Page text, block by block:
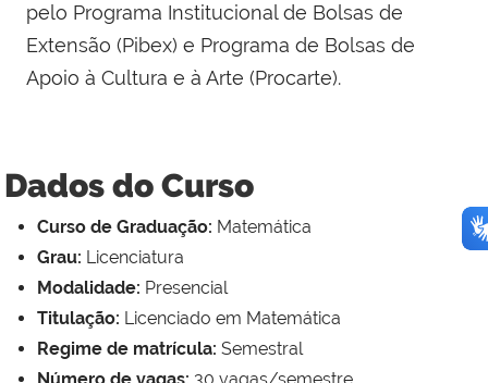
pelo Programa Institucional de Bolsas de
Extensão (Pibex) e Programa de Bolsas de
Apoio à Cultura e à Arte (Procarte).
Dados do Curso
Curso de Graduação: Matemática
Grau: Licenciatura
Modalidade: Presencial
Titulação: Licenciado em Matemática
Regime de matrícula: Semestral